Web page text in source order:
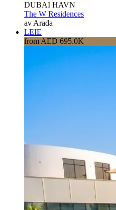
DUBAI HAVN
The W Residences
av Arada
LEIE
from AED 695.0K